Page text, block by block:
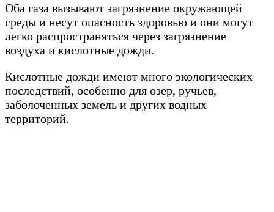
Оба газа вызывают загрязнение окружающей
среды и несут опасность здоровью и они могут
легко распространяться через загрязнение
воздуха и кислотные дожди.
Кислотные дожди имеют много экологических
последствий, особенно для озер, ручьев,
заболоченных земель и других водных
территорий.